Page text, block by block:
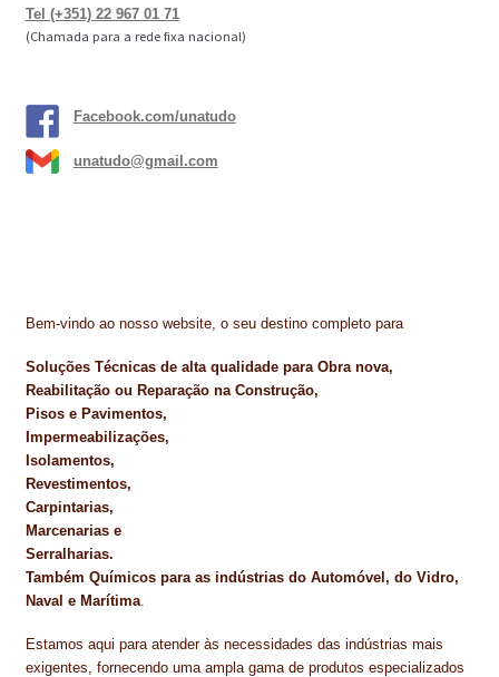
Tel (+351) 22 967 01 71
(Chamada para a rede fixa nacional)
Facebook.com/unatudo
unatudo@gmail.com
Bem-vindo ao nosso website, o seu destino completo para
Soluções Técnicas de alta qualidade para Obra nova,
Reabilitação ou Reparação na Construção,
Pisos e Pavimentos,
Impermeabilizações,
Isolamentos,
Revestimentos,
Carpintarias,
Marcenarias e
Serralharias.
Também Químicos para as indústrias do Automóvel, do Vidro,
Naval e Marítima.
Estamos aqui para atender às necessidades das indústrias mais
exigentes, fornecendo uma ampla gama de produtos especializados